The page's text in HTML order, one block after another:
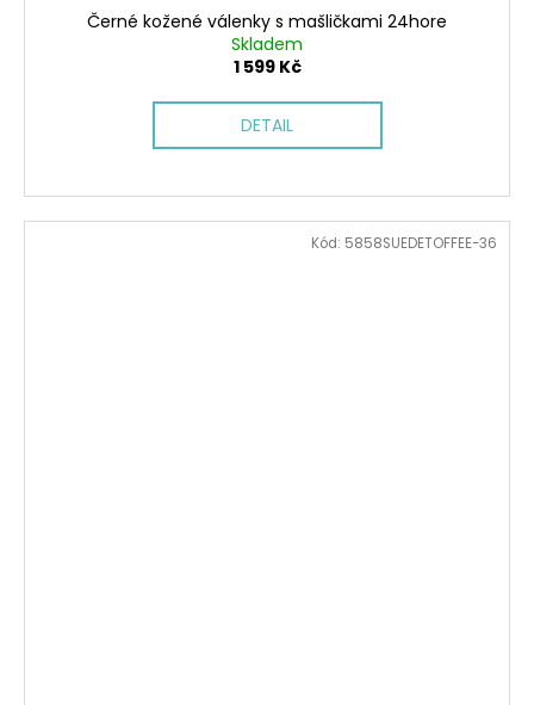
Černé kožené válenky s mašličkami 24hore
Skladem
1 599 Kč
DETAIL
Kód: 5858SUEDETOFFEE-36